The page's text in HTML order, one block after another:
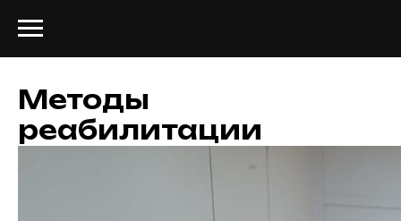
Методы
реабилитации